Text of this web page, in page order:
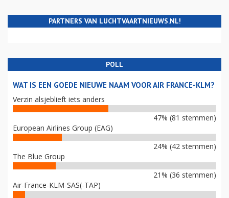
PARTNERS VAN LUCHTVAARTNIEUWS.NL!
POLL
WAT IS EEN GOEDE NIEUWE NAAM VOOR AIR FRANCE-KLM?
Verzin alsjeblieft iets anders
47% (81 stemmen)
European Airlines Group (EAG)
24% (42 stemmen)
The Blue Group
21% (36 stemmen)
Air-France-KLM-SAS(-TAP)